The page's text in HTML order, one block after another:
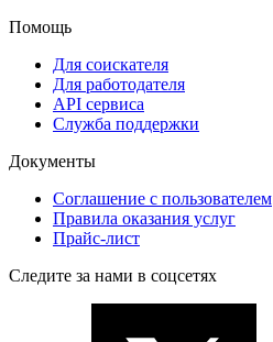
Помощь
Для соискателя
Для работодателя
API сервиса
Служба поддержки
Документы
Соглашение с пользователем
Правила оказания услуг
Прайс-лист
Следите за нами в соцсетях